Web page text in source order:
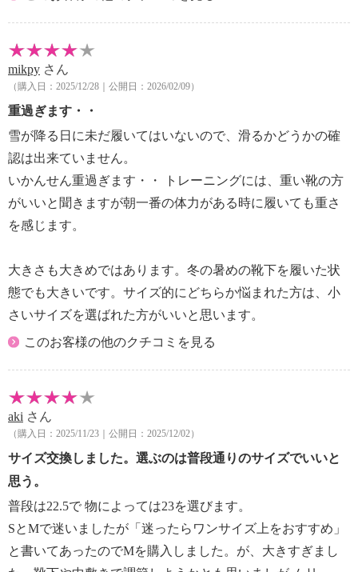
表記：Ｍ
対応サイズ：２３．０ｃｍ〜２３．５ｃｍ
表記：Ｌ
対応サイズ：２４．０ｃｍ
表記：ＬＬ
対応サイズ：２４．５ｃｍ
mikpy さん
（購入日：2025/12/28｜公開日：2026/02/09）
重過ぎます・・
雪が降る日に未だ履いてはいないので、滑るかどうかの確
認は出来ていません。
いかんせん重過ぎます・・ トレーニングには、重い靴の方
がいいと聞きますが朝一番の体力がある時に履いても重さ
を感じます。
大きさも大きめではあります。冬の暑めの靴下を履いた状
態でも大きいです。サイズ的にどちらか悩まれた方は、小
さいサイズを選ばれた方がいいと思います。
このお客様の他のクチコミを見る
aki さん
（購入日：2025/11/23｜公開日：2025/12/02）
サイズ交換しました。選ぶのは普段通りのサイズでいいと
思う。
普段は22.5で 物によっては23を選びます。
SとMで迷いましたが「迷ったらワンサイズ上をおすすめ」
と書いてあったのでMを購入しました。が、大きすぎまし